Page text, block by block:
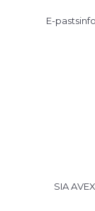
E-pasts
SIA